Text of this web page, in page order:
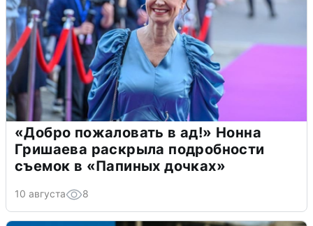
«Добро пожаловать в ад!» Нонна
Гришаева раскрыла подробности
съемок в «Папиных дочках»
10 августа 8